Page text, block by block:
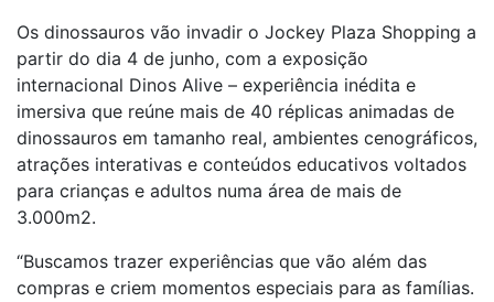
Os dinossauros vão invadir o Jockey Plaza Shopping a
partir do dia 4 de junho, com a exposição
internacional Dinos Alive – experiência inédita e
imersiva que reúne mais de 40 réplicas animadas de
dinossauros em tamanho real, ambientes cenográficos,
atrações interativas e conteúdos educativos voltados
para crianças e adultos numa área de mais de
3.000m2.
“Buscamos trazer experiências que vão além das
compras e criem momentos especiais para as famílias.